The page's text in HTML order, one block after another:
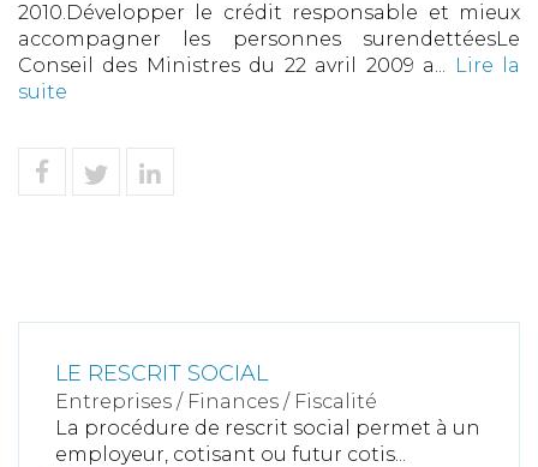
2010.Développer le crédit responsable et mieux
accompagner les personnes surendettéesLe
Conseil des Ministres du 22 avril 2009 a... Lire la
suite
LE RESCRIT SOCIAL
Entreprises / Finances / Fiscalité
La procédure de rescrit social permet à un
employeur, cotisant ou futur cotis...